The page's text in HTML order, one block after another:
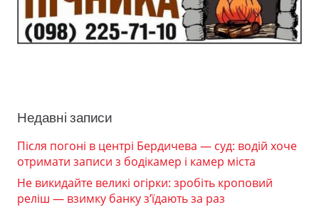
Недавні записи
Після погоні в центрі Бердичева — суд: водій хоче
отримати записи з бодікамер і камер міста
Не викидайте великі огірки: зробіть кроповий
реліш — взимку банку з’їдають за раз